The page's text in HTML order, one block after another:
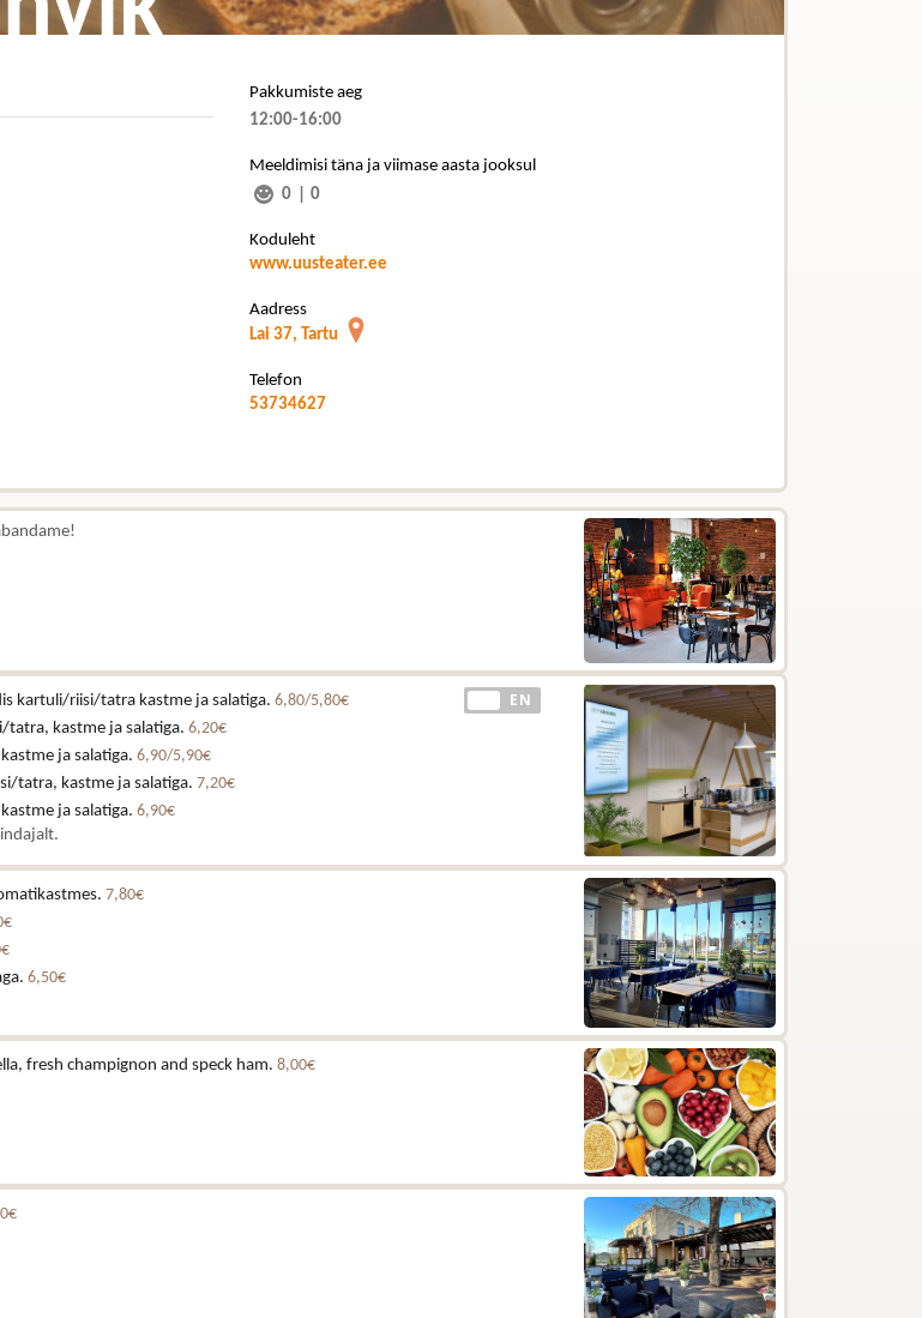
Pakkumiste aeg
12:00-16:00
Meeldimisi täna ja viimase aasta jooksul
0 |0
Koduleht
www.uusteater.ee
Aadress
Lai 37, Tartu
Telefon
53734627
EN
kartuli/riisi/tatra kastme ja salatiga. 6,80/5,80€
tatra, kastme ja salatiga. 6,20€
ja salatiga. 6,90/5,90€
tatra, kastme ja salatiga. 7,20€
ja salatiga. 6,90€
7,80€
6,50€
fresh champignon and speck ham. 8,00€